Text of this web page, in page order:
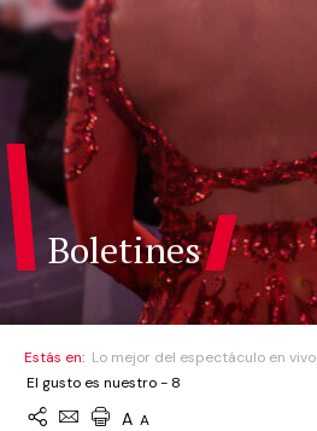
Boletines
Estás en: Lo mejor del espectáculo en vivo
El gusto es nuestro - 8
A A